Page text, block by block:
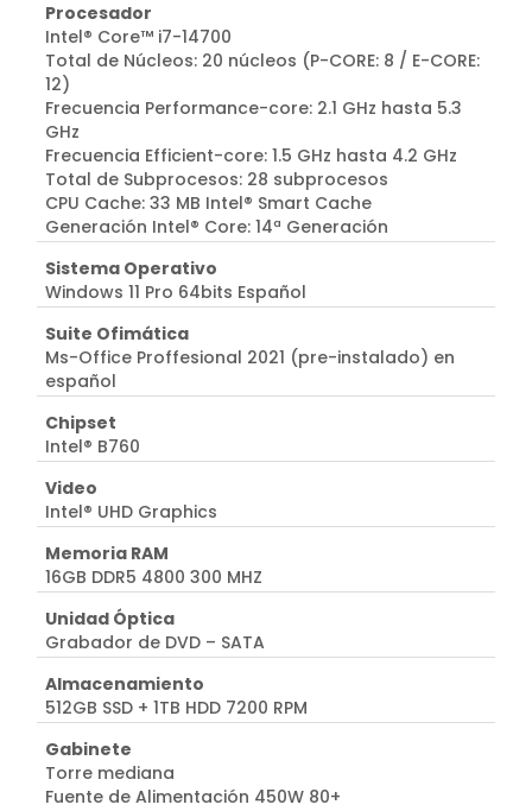
Procesador
Intel® Core™ i7-14700
Total de Núcleos: 20 núcleos (P-CORE: 8 / E-CORE:
12)
Frecuencia Performance-core: 2.1 GHz hasta 5.3
GHz
Frecuencia Efficient-core: 1.5 GHz hasta 4.2 GHz
Total de Subprocesos: 28 subprocesos
CPU Cache: 33 MB Intel® Smart Cache
Generación Intel® Core: 14ª Generación
Sistema Operativo
Windows 11 Pro 64bits Español
Suite Ofimática
Ms-Office Proffesional 2021 (pre-instalado) en
español
Chipset
Intel® B760
Video
Intel® UHD Graphics
Memoria RAM
16GB DDR5 4800 300 MHZ
Unidad Óptica
Grabador de DVD – SATA
Almacenamiento
512GB SSD + 1TB HDD 7200 RPM
Gabinete
Torre mediana
Fuente de Alimentación 450W 80+